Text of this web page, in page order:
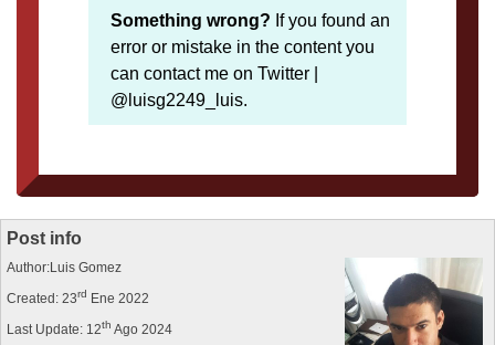
Something wrong? If you found an
error or mistake in the content you
can contact me on Twitter |
@luisg2249_luis.
Post info
Author:Luis Gomez
Created: 23rd Ene 2022
Last Update: 12th Ago 2024